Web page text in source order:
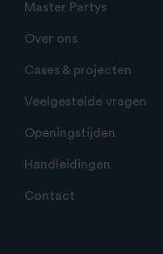
Master Partys
Over ons
Cases & projecten
Veelgestelde vragen
Openingstijden
Handleidingen
Contact